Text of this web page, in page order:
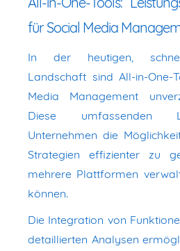
für Social Media
In der heutigen,
Landschaft sind All-in-
Media Management
Diese umfassenden
Unternehmen die
Strategien effizienter zu
mehrere Plattformen
können.
Die Integration von
detaillierten Analysen